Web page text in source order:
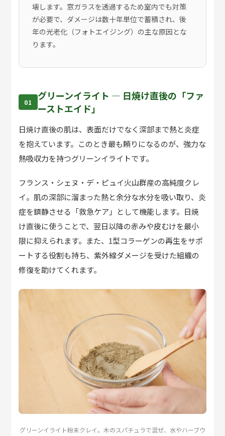
壊します。窓ガラスを透過するため室内でも対策
が必要で、ダメージは数十年単位で蓄積され、後
年の光老化（フォトエイジング）の主な原因とな
ります。
01
グリーンイライト — 日焼け直後の「ファ
ーストエイド」
日焼け直後の肌は、表面だけでなく深部まで熱と炎症
を抱えています。このとき最も頼りになるのが、強力な
熱吸収力を持つグリーンイライトです。
フランス・シェヌ・デ・ピュイ火山群産の高純度クレ
イ。肌の深部に溜まった熱と余分な水分を吸い取り、炎
症を鎮静させる「救急ケア」として機能します。日焼
け直後に使うことで、翌日以降の赤みや皮むけを最小
限に抑えられます。また、1型コラーゲンの再生をサポ
ートする役割も持ち、紫外線ダメージを受けた組織の
修復を助けてくれます。
グリーンイライト粉末クレイ。木のスパチュラで混ぜ、水やハーブウ